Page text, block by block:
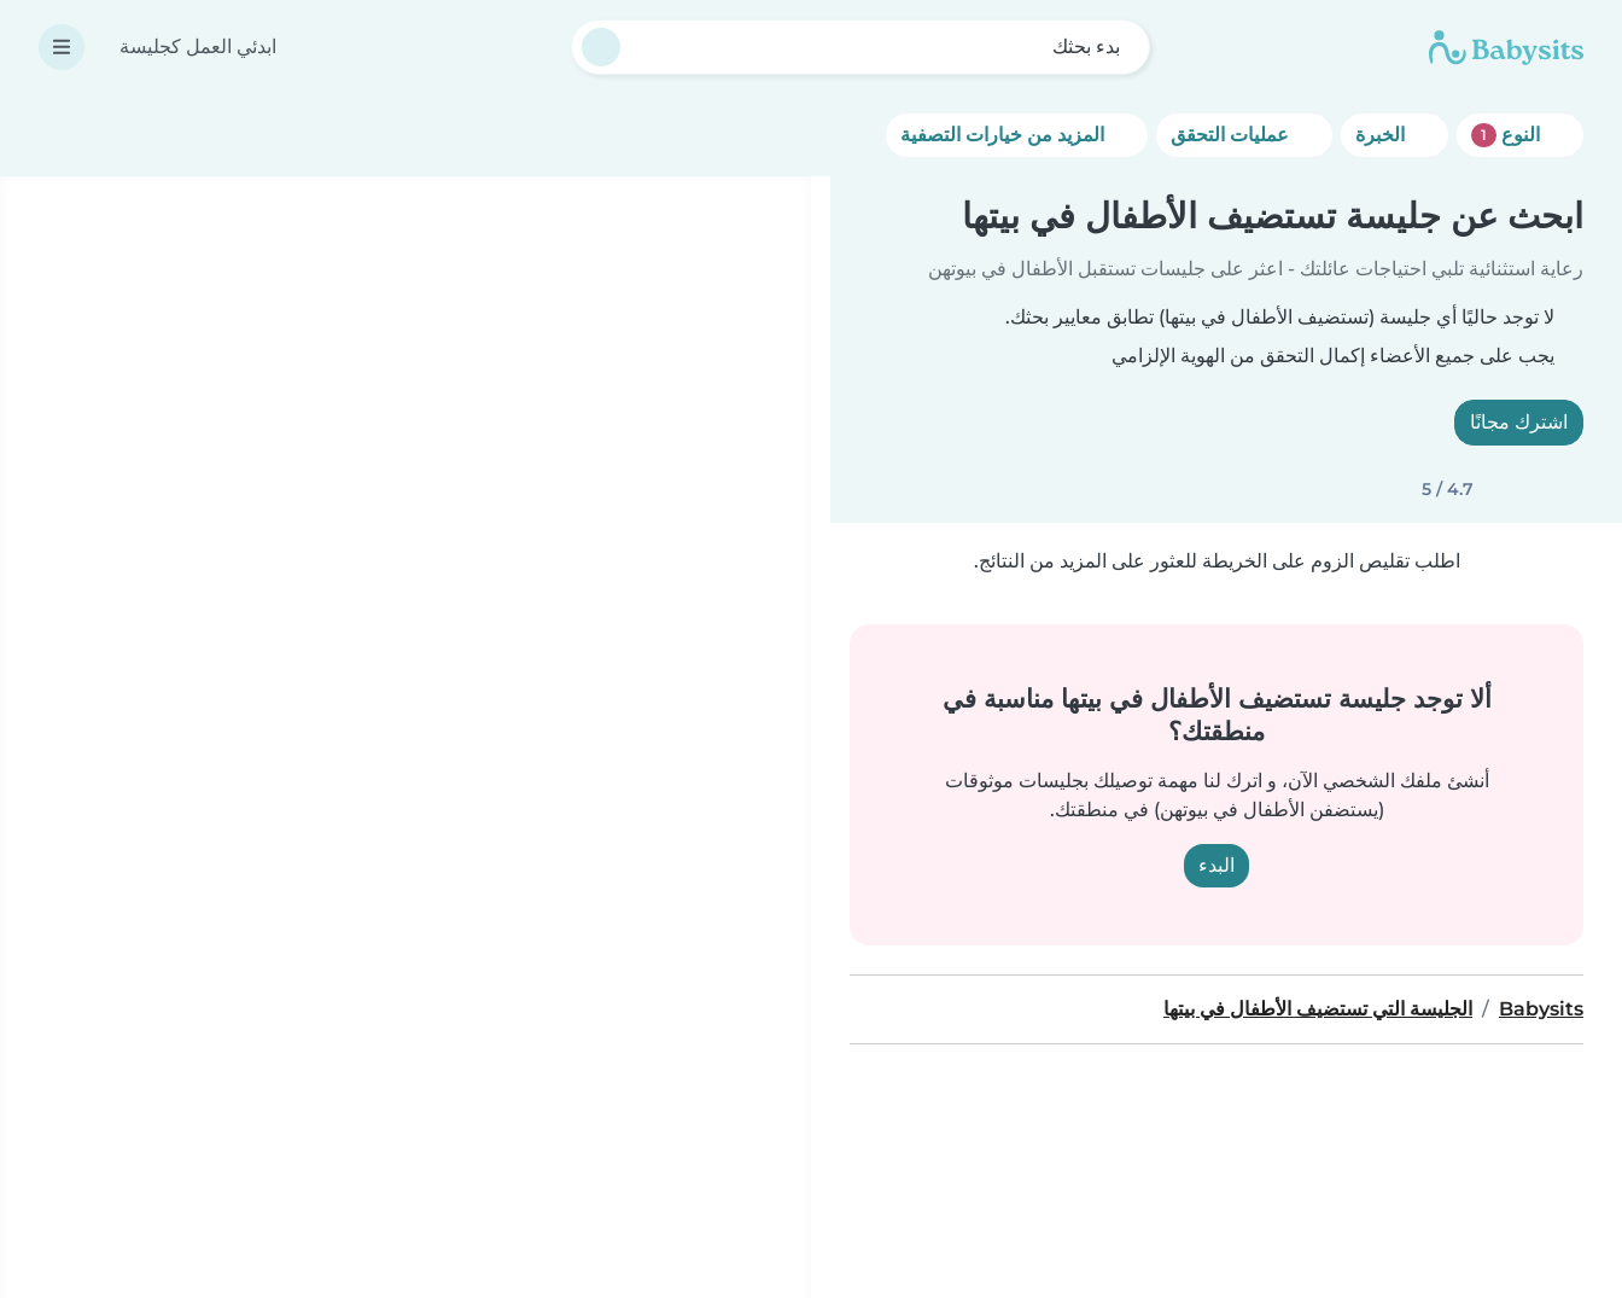
بدء بحثك ابدئي العمل كجليسة
1 المزيد من خيارات التصفية
ابحث عن جليسة تستضيف الأطفال في بيتها
رعاية استثنائية تلبي احتياجات عائلتك - اعثر على جليسات تستقبل الأطفال في بيوتهن
لا توجد حاليًا أي جليسة (تستضيف الأطفال في بيتها) تطابق معايير بحثك.
يجب على جميع الأعضاء إكمال التحقق من الهوية الإلزامي
اشترك مجانًا
4.7 / 5
اطلب تقليص الزوم على الخريطة للعثور على المزيد من النتائج.
ألا توجد جليسة تستضيف الأطفال في بيتها مناسبة في
منطقتك؟
أنشئ ملفك الشخصي الآن، و اترك لنا مهمة توصيلك بجليسات موثوقات
(يستضفن الأطفال في بيوتهن) في منطقتك.
البدء
Babysits الجليسة التي تستضيف الأطفال في بيتها